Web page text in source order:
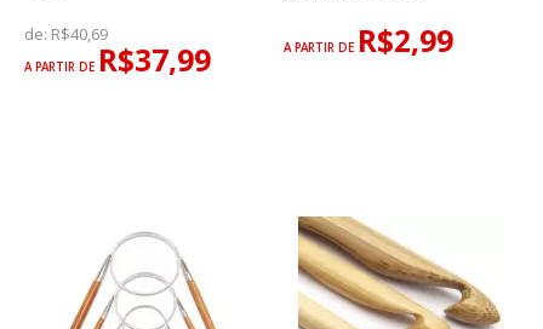
de: R$40,69
A PARTIR DE R$37,99 A PARTIR DE R$2,99